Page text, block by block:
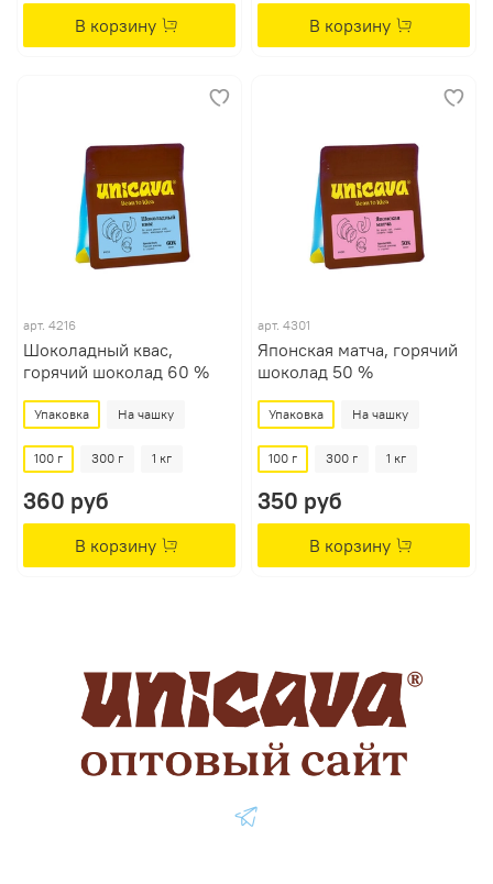
В корзину В корзину
арт. 4216
Шоколадный квас,
горячий шоколад 60 %
Упаковка На чашку
100 г 300 г 1 кг
360 руб
В корзину
арт. 4301
Японская матча, горячий
шоколад 50 %
Упаковка На чашку
100 г 300 г 1 кг
350 руб
В корзину